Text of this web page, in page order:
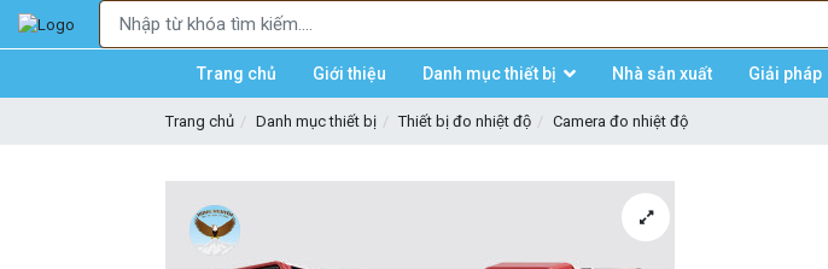
Trang chủ Giới thiệu Danh mục thiết bị Nhà sản xuất Giải pháp
Trang chủ Danh mục thiết bị Thiết bị đo nhiệt độ Camera đo nhiệt độ